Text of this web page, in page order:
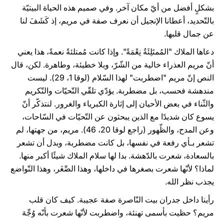
بشكلٍ أفضل من أيّ مكان آخر. وفي صميم هذه الحياة البيتيّة
بالتّحديد، أعطانا الإنجيل أن نعرف صفة في مريم، إذ كَشَفَ لنا
عن جمال قلبها.
دعاها الملاك "المُمتَلِئَةُ نِعْمَةً". وإذا كانت مُمتلئةً نعمةً، هذا يعني
أنّ مريم العذراء خالية من الشّرّ، وبلا خطيئة، وطاهرة. لكن، قال
النص إنّ مريم "اضطربت" لهذا السّلام (لوقا 1، 29). ليست
مندهشة فحسب، بل مضطربة. يؤدّي تلقّي التّحيّات والتّكريم
والثّناء في بعض الأحيان إلى إثارة الكبرياء والغرور. لنتذكّر أنّ
يسوع كان شديدًا مع الذين يبحثون عن التّحيّات في السّاحات،
وعن المدح، والظّهور (راجع لوقا 20، 46). مريم، من جهتها، لم
تشعر بـأي رفعة في نفسها، بل كانت مضطربة، وبدل أن تشعر
بالسعادة، شعرت بالدّهشة. بدا لها سلام الملاك شيئًا أكبر منها.
لماذا؟ لأنّها شعرت بصغرها في داخلها، وهذا الصِّغَر، وهذا التّواضع
يجذب نظر الله.
رأينا داخل جدران بيت النّاصرة صفة عجيبة. كيف كان قلب
مريم؟ حظيت بأسمى تهنئة، واضطربت لأنّها شعرت بأنّه وُجِّهَ